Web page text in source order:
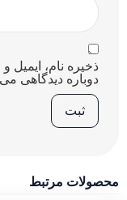
ذخیره نام،
دوباره دیدگاهی
محصولات مرتبط